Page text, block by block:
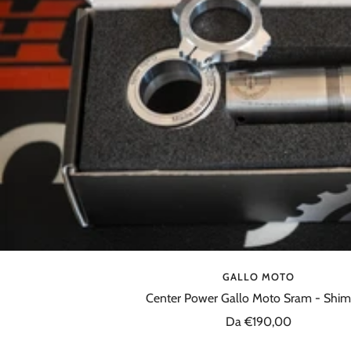
GALLO MOTO
Center Power Gallo Moto Sram -
Prezzo
Da €190,00